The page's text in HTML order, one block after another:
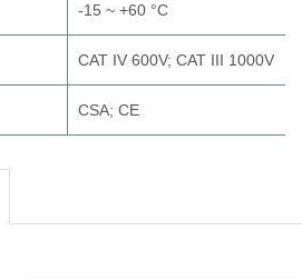
-15 ~ +60 °C
CAT IV 600V; CAT III 1000V
CSA; CE